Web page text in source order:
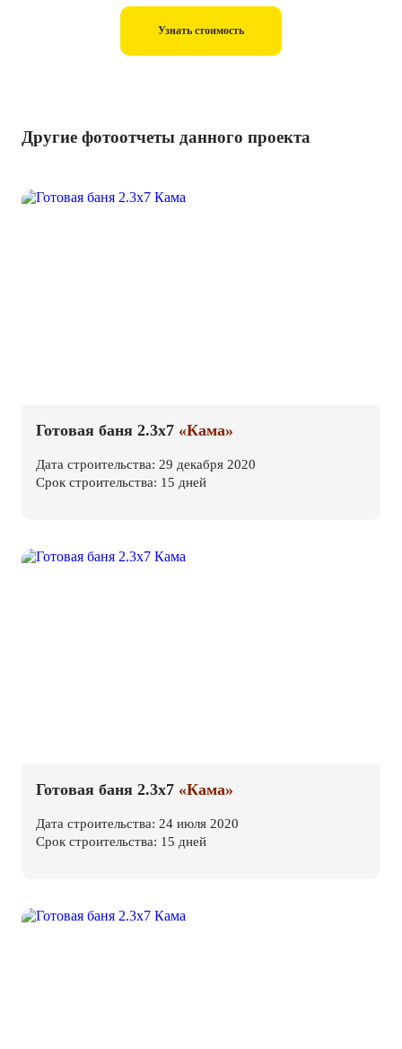
Узнать стоимость
Другие фотоотчеты данного проекта
Готовая баня 2.3х7 «Кама»
Дата строительства: 29 декабря 2020
Срок строительства: 15 дней
Готовая баня 2.3х7 «Кама»
Дата строительства: 24 июля 2020
Срок строительства: 15 дней